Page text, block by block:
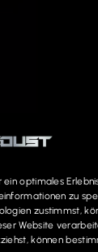
ein optimales
zu
zustimmst,
Website
können